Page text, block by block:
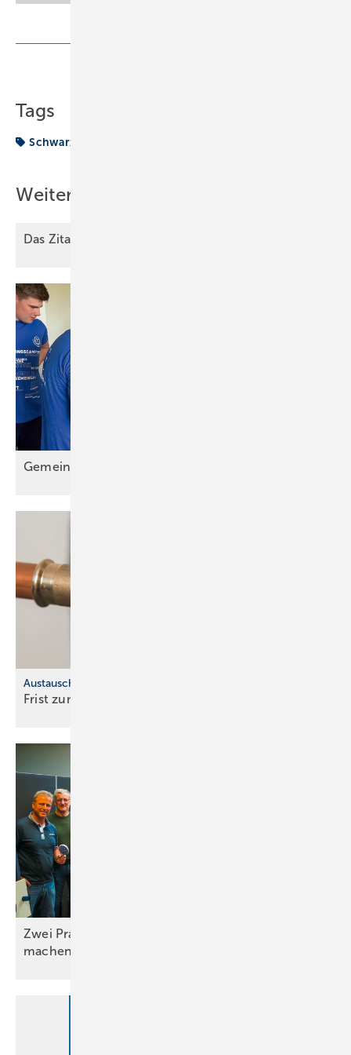
Tags
Schwarzarbeit
Weitere Inhalte
Das Zitat des
Gemein sam wachsen: Das Lehrlingscamp
Austauschpflicht für bleihaltige Produkte
Frist zum Austausch von Bleileitungen
Zwei Praxistage, die Unterricht einfacher
machen